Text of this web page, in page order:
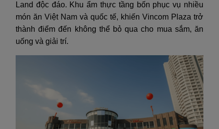
Land độc đáo. Khu ẩm thực tầng bốn phục vụ nhiều
món ăn Việt Nam và quốc tế, khiến Vincom Plaza trở
thành điểm đến không thể bỏ qua cho mua sắm, ăn
uống và giải trí.